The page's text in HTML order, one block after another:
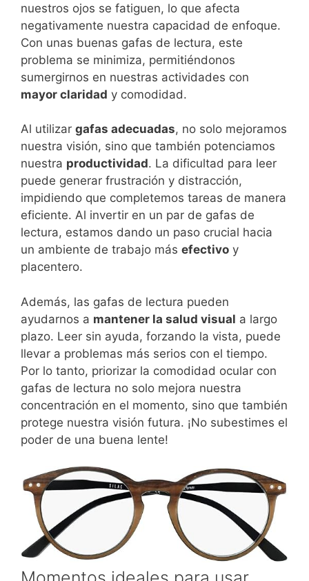
nuestros ojos se fatiguen, lo que afecta
negativamente nuestra capacidad de enfoque.
Con unas buenas gafas de lectura, este
problema se minimiza, permitiéndonos
sumergirnos en nuestras actividades con
mayor claridad y comodidad.
Al utilizar gafas adecuadas, no solo mejoramos
nuestra visión, sino que también potenciamos
nuestra productividad. La dificultad para leer
puede generar frustración y distracción,
impidiendo que completemos tareas de manera
eficiente. Al invertir en un par de gafas de
lectura, estamos dando un paso crucial hacia
un ambiente de trabajo más efectivo y
placentero.
Además, las gafas de lectura pueden
ayudarnos a mantener la salud visual a largo
plazo. Leer sin ayuda, forzando la vista, puede
llevar a problemas más serios con el tiempo.
Por lo tanto, priorizar la comodidad ocular con
gafas de lectura no solo mejora nuestra
concentración en el momento, sino que también
protege nuestra visión futura. ¡No subestimes el
poder de una buena lente!